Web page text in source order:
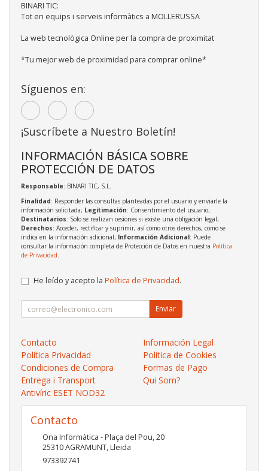
BINARI TIC:
Tot en equips i serveis informàtics a MOLLERUSSA
La web tecnològica Online per la compra de proximitat
*Tu mejor web de proximidad para comprar online*
Síguenos en:
¡Suscríbete a Nuestro Boletín!
INFORMACIÓN BÁSICA SOBRE
PROTECCIÓN DE DATOS
Responsable: BINARI TIC, S.L.
Finalidad: Responder las consultas planteadas por el usuario y enviarle la
información solicitada; Legitimación: Consentimiento del usuario;
Destinatarios: Solo se realizan cesiones si existe una obligación legal;
Derechos: Acceder, rectificar y suprimir, así como otros derechos, como se
indica en la información adicional; Información Adicional: Puede
consultar la información completa de Protección de Datos en nuestra Política
de Privacidad.
He leído y acepto la Política de Privacidad.
Enviar
Contacto
Información Legal
Política Privacidad
Política de Cookies
Condiciones de Compra
Formas de Pago
Entrega i Transport
Qui Som?
Antivíric ESET NOD32
Contacto
Ona Informàtica - Plaça del Pou, 20
25310AGRAMUNT,Lleida
973392741